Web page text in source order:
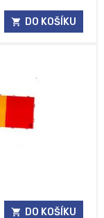
DO KOŠÍKU
DO KOŠÍKU